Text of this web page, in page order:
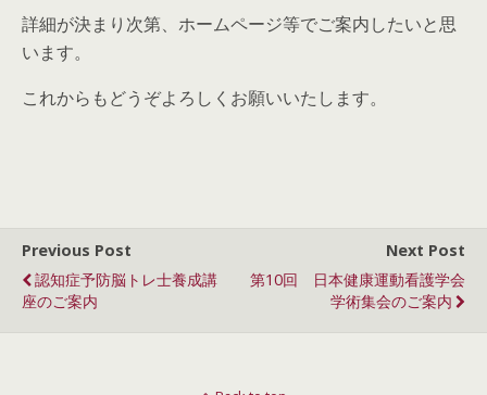
詳細が決まり次第、ホームページ等でご案内したいと思
います。
これからもどうぞよろしくお願いいたします。
Previous Post
認知症予防脳トレ士養成講
座のご案内
Next Post
第10回 日本健康運動看護学会
学術集会のご案内